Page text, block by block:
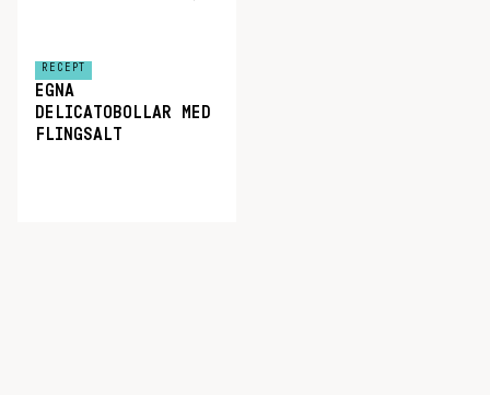
RECEPT
EGNA
DELICATOBOLLAR MED
FLINGSALT